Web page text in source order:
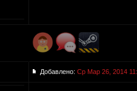
Добавлено: Ср Мар 26, 2014